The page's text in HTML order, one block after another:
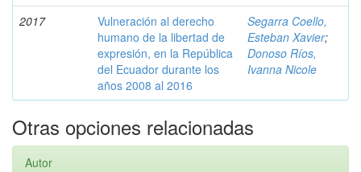
2017
Vulneración al derecho
humano de la libertad de
expresión, en la República
del Ecuador durante los
años 2008 al 2016
Segarra Coello,
Esteban Xavier;
Donoso Ríos,
Ivanna Nicole
Otras opciones relacionadas
Autor